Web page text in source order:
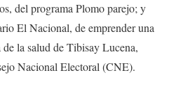
del programa Plomo parejo; y
El Nacional, de emprender una
la salud de Tibisay Lucena,
Nacional Electoral (CNE).